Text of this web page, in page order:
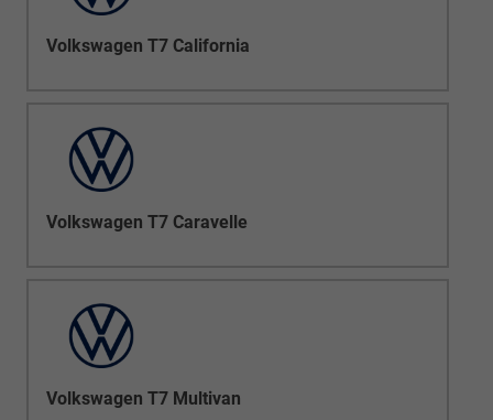
Volkswagen T7 California
Volkswagen T7 Caravelle
Volkswagen T7 Multivan